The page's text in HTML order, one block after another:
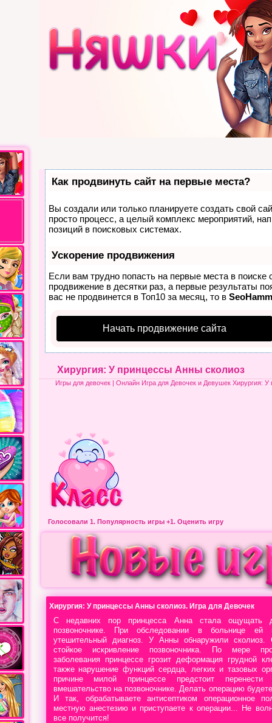
Как продвинуть сайт на первые места?
Вы создали или только планируете создать свой
просто процесс, а целый комплекс мероприятий,
позиций в поисковых системах.
Ускорение продвижения
Если вам трудно попасть на первые места в
продвижение в десятки раз, а первые результаты
вас не продвинется в Топ10 за месяц, то в
Начать продвижение сайта
Хирургия: У принцессы Анны сколиоз
Игры для девочек| Онлайн Игра для Девочек и Девушек Хирургия: У
Голосовали 1. Популярность игры +1. Оценить игру
Хирургия: У принцессы Анны сколиоз. Игра для Девочек
С недавних пор принцесса Анна стала ощущать
позвоночнике. При обследовании в больнице ей
утешительный диагноз. У Анны обнаружили сколиоз.
стойкое искривление позвоночника. По мере
заболевания принцессе грозит деформация грудной
также нарушение функций сердца, легких и тазовых
причине милой принцессе предстоит перенести
вмешательство на позвоночнике. Делать операцию
И так, обрабатываете антисептиком операционное
местную анестезию и приступаете к операции... Не
все получится!